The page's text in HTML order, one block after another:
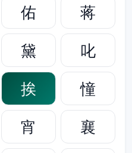
佑
蒋
黛
叱
挨
憧
宵
襄